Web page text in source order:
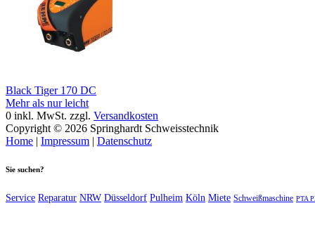
Black Tiger 170 DC
Mehr als nur leicht
0 inkl. MwSt. zzgl. Versandkosten
Copyright © 2026 Springhardt Schweisstechnik
Home | Impressum | Datenschutz
Sie suchen?
Service Reparatur NRW Düsseldorf Pulheim Köln Miete Schweißmaschine PTA